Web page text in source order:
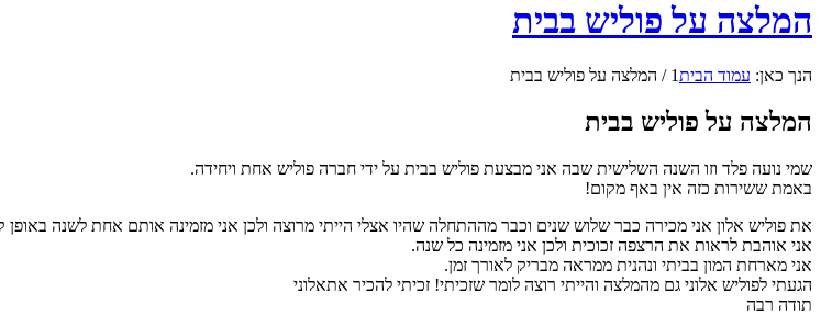
המלצה על פוליש בבית
הנך כאן: עמוד הבית1
/ המלצה על פוליש בבית
המלצה על פוליש בבית
שמי נועה פלד וזו השנה השלישית שבה אני מבצעת פוליש בבית על ידי חברה פוליש אחת ויחידה.
באמת ששירות כזה אין באף מקום!
את פוליש אלון אני מכירה כבר שלוש שנים וכבר מההתחלה שהיו אצלי הייתי מרוצה ולכן אני מזמינה אותם אחת לשנה
אני אוהבת לראות את הרצפה זכוכית ולכן אני מזמינה כל שנה.
אני מארחת המון בביתי ונהנית ממראה מבריק לאורך זמן.
הגעתי לפוליש אלוני גם מהמלצה והייתי רוצה לומר שזכיתי! זכיתי להכיר אתאלוני
תודה רבה